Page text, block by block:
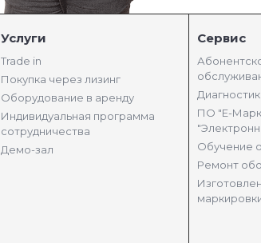
Услуги
Trade in
Покупка через лизинг
Оборудование в аренду
Индивидуальная программа
сотрудничества
Демо-зал
Сервис
ПО "Е-
Обучение
Ремонт